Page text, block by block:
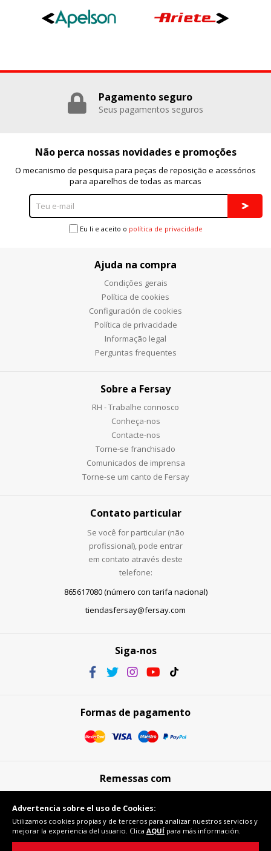
Pagamento seguro
Seus pagamentos seguros
Não perca nossas novidades e promoções
O mecanismo de pesquisa para peças de reposição e acessórios
para aparelhos de todas as marcas
Eu li e aceito o política de privacidade
Ajuda na compra
Condições gerais
Política de cookies
Configuración de cookies
Política de privacidade
Informação legal
Perguntas frequentes
Sobre a Fersay
RH - Trabalhe connosco
Conheça-nos
Contacte-nos
Torne-se franchisado
Comunicados de imprensa
Torne-se um canto de Fersay
Contato particular
Se você for particular (não
profissional), pode entrar
em contato através deste
telefone:
865617080 (número con tarifa nacional)
tiendasfersay@fersay.com
Siga-nos
Formas de pagamento
Remessas com
Compra segura
Advertencia sobre el uso de Cookies:
Utilizamos cookies propias y de terceros para analizar nuestros servicios y
mejorar la experiencia del usuario. Clica AQUÍ para más información.